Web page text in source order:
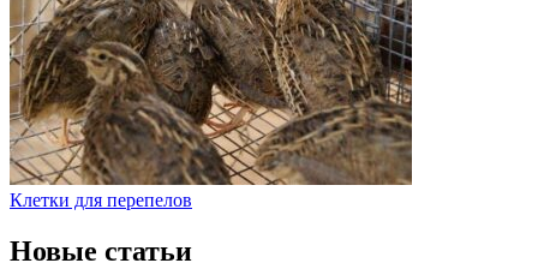
Клетки для перепелов
Новые статьи